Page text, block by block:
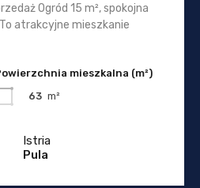
Ogród 15 m², spokojna
atrakcyjne mieszkanie
mieszkalna (m²)
63 m²
Istria
Pula